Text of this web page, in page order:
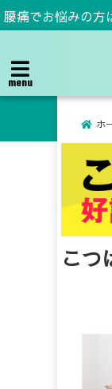
腰痛でお悩みの方
menu
ホ
こつ